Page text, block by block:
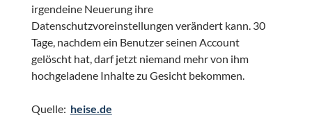
irgendeine Neuerung ihre
Datenschutzvoreinstellungen verändert kann. 30
Tage, nachdem ein Benutzer seinen Account
gelöscht hat, darf jetzt niemand mehr von ihm
hochgeladene Inhalte zu Gesicht bekommen.
Quelle: heise.de